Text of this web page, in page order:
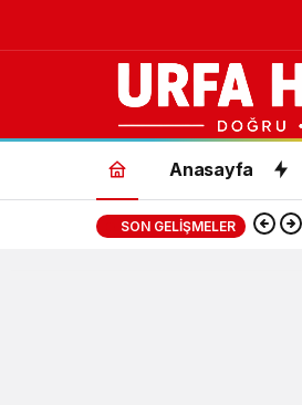
Anasayfa
SON GELIŞMELER